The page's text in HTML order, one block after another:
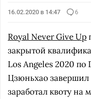
16.02.2020 в 14:47 6
Royal Never Give Up
закрытой
Los Angeles 2020 по
Цзюньхао завершил
заработал квоту на